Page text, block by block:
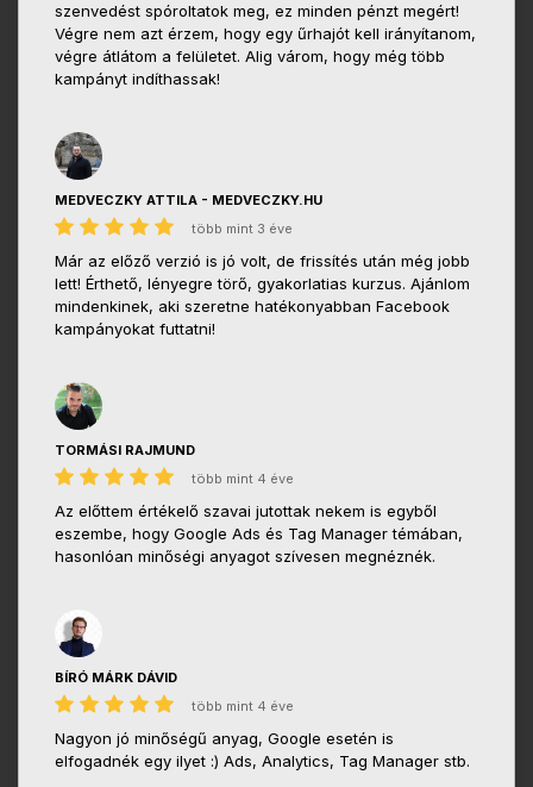
szenvedést spóroltatok meg, ez minden pénzt megért!
Végre nem azt érzem, hogy egy űrhajót kell irányítanom,
végre átlátom a felületet. Alig várom, hogy még több
kampányt indíthassak!
MEDVECZKY ATTILA - MEDVECZKY.HU
több mint 3 éve
Már az előző verzió is jó volt, de frissítés után még jobb
lett! Érthető, lényegre törő, gyakorlatias kurzus. Ajánlom
mindenkinek, aki szeretne hatékonyabban Facebook
kampányokat futtatni!
TORMÁSI RAJMUND
több mint 4 éve
Az előttem értékelő szavai jutottak nekem is egyből
eszembe, hogy Google Ads és Tag Manager témában,
hasonlóan minőségi anyagot szívesen megnéznék.
BÍRÓ MÁRK DÁVID
több mint 4 éve
Nagyon jó minőségű anyag, Google esetén is
elfogadnék egy ilyet :) Ads, Analytics, Tag Manager stb.